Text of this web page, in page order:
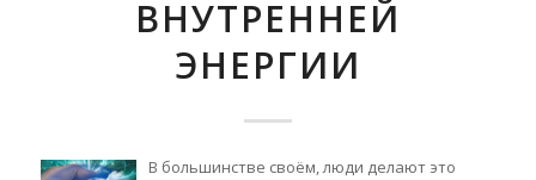
ВНУТРЕННЕЙ
ЭНЕРГИИ
В большинстве своём, люди делают это